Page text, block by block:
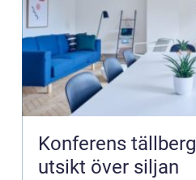
Konferens tällberg möten med
utsikt över siljan